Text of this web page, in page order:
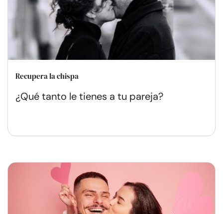
Recupera la chispa
¿Qué tanto le tienes a tu pareja?